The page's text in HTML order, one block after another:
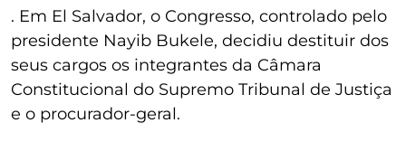
. Em El Salvador, o Congresso, controlado pelo
presidente Nayib Bukele, decidiu destituir dos
seus cargos os integrantes da Câmara
Constitucional do Supremo Tribunal de Justiça
e o procurador-geral.